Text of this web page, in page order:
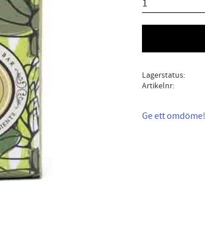
Lagerstatus
Artikelnr
Ge ett omdöme!